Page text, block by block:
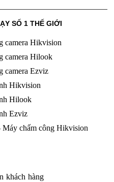
SỐ 1 THẾ GIỚI
camera Hikvision
camera Hilook
camera Ezviz
Hikvision
Hilook
Ezviz
chấm công Hikvision
khách hàng